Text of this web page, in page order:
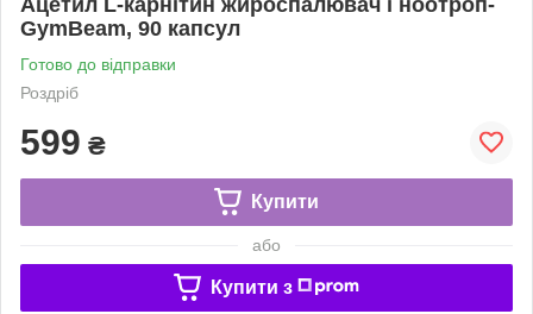
GymBeam, 90 капсул
Готово до відправки
Роздріб
599 ₴
Купити
або
Купити з